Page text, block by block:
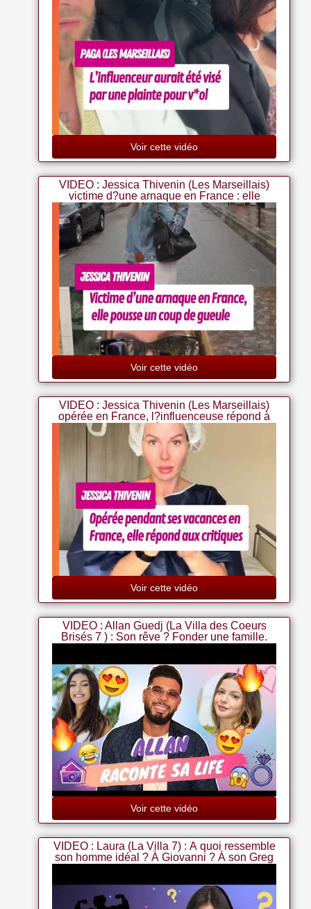
Voir cette vidéo
VIDEO : Jessica Thivenin (Les Marseillais)
victime d?une arnaque en France : elle
pousse un coup de gueule
Voir cette vidéo
VIDEO : Jessica Thivenin (Les Marseillais)
opérée en France, l?influenceuse répond à
ses détracteurs
Voir cette vidéo
VIDEO : Allan Guedj (La Villa des Coeurs
Brisés 7 ) : Son rêve ? Fonder une famille.
Voir cette vidéo
VIDEO : Laura (La Villa 7) : À quoi ressemble
son homme idéal ? À Giovanni ? À son Greg